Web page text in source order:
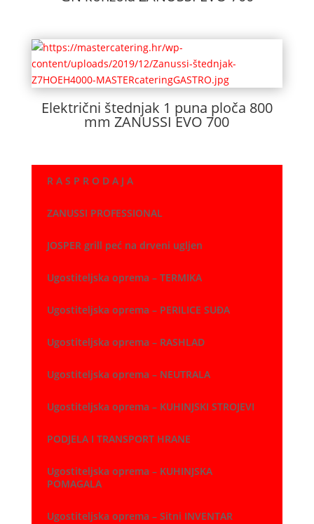
Električni štednjak 1 puna ploča 800
mm ZANUSSI EVO 700
R A S P R O D A J A
ZANUSSI PROFESSIONAL
JOSPER grill peć na drveni ugljen
Ugostiteljska oprema – TERMIKA
Ugostiteljska oprema – PERILICE SUĐA
Ugostiteljska oprema – RASHLAD
Ugostiteljska oprema – NEUTRALA
Ugostiteljska oprema – KUHINJSKI STROJEVI
PODJELA I TRANSPORT HRANE
Ugostiteljska oprema – KUHINJSKA
POMAGALA
Ugostiteljska oprema – Sitni INVENTAR